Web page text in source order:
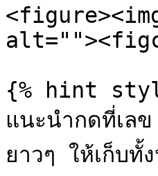
{% hint
แนะนำกดที่เล
ยาวๆ ให้เก็บทั้